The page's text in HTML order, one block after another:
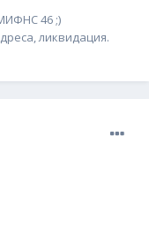
46 ;)
ликвидация.